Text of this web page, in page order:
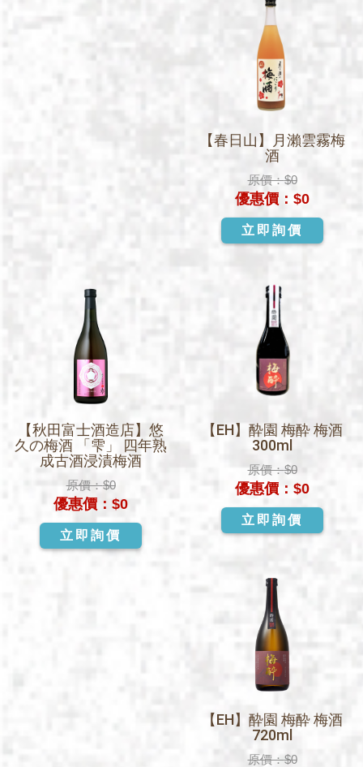
【春日山】月瀨雲霧梅
酒
原價：$0
優惠價： $0
立即詢價
【秋田富士酒造店】悠
久の梅酒 「雫」 四年熟
成古酒浸漬梅酒
原價：$0
優惠價： $0
立即詢價
【EH】酔園 梅酔 梅酒
300ml
原價：$0
優惠價： $0
立即詢價
【EH】酔園 梅酔 梅酒
720ml
原價：$0